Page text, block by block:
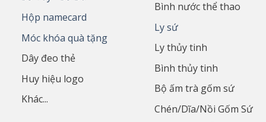
Hộp namecard
Móc khóa quà tặng
Dây đeo thẻ
Huy hiệu logo
Khác...
Bình nước thể thao
Ly sứ
Ly thủy tinh
Bình thủy tinh
Bộ ấm trà gốm sứ
Chén/Dĩa/Nồi Gốm Sứ